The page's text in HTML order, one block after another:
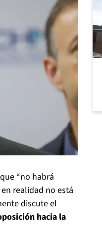
“no habrá
realidad no está
discute el
hacia la